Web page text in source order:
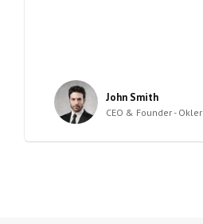
John Smith
CEO & Founder - Okler